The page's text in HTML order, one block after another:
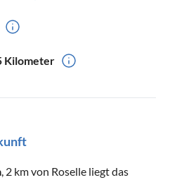
Kilometer
, 2 km von Roselle liegt das